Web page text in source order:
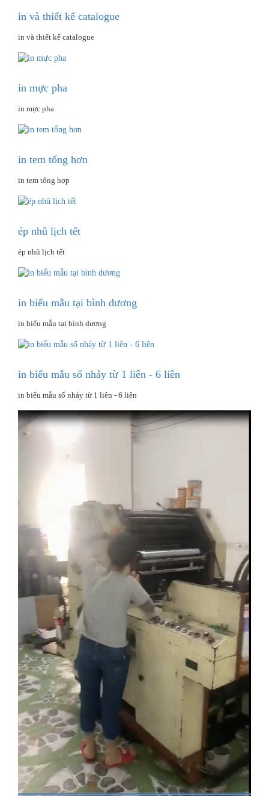
in và thiết kế catalogue
in và thiết kế catalogue
in mực pha
in mực pha
in tem tổng hơn
in tem tổng hợp
ép nhũ lịch tết
ép nhũ lịch tết
in biểu mẫu tại bình dương
in biểu mẫu tại bình dương
in biểu mẫu số nhảy từ 1 liên - 6 liên
in biểu mẫu số nhảy từ 1 liên - 6 liên